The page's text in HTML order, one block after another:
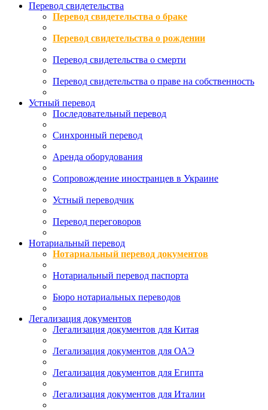
Перевод свидетельства
Перевод свидетельства о браке
Перевод свидетельства о рождении
Перевод свидетельства о смерти
Перевод свидетельства о праве на собственность
Устный перевод
Последовательный перевод
Синхронный перевод
Аренда оборудования
Сопровождение иностранцев в Украине
Устный переводчик
Перевод переговоров
Нотариальный перевод
Нотариальный перевод документов
Нотариальный перевод паспорта
Бюро нотариальных переводов
Легализация документов
Легализация документов для Китая
Легализация документов для ОАЭ
Легализация документов для Египта
Легализация документов для Италии